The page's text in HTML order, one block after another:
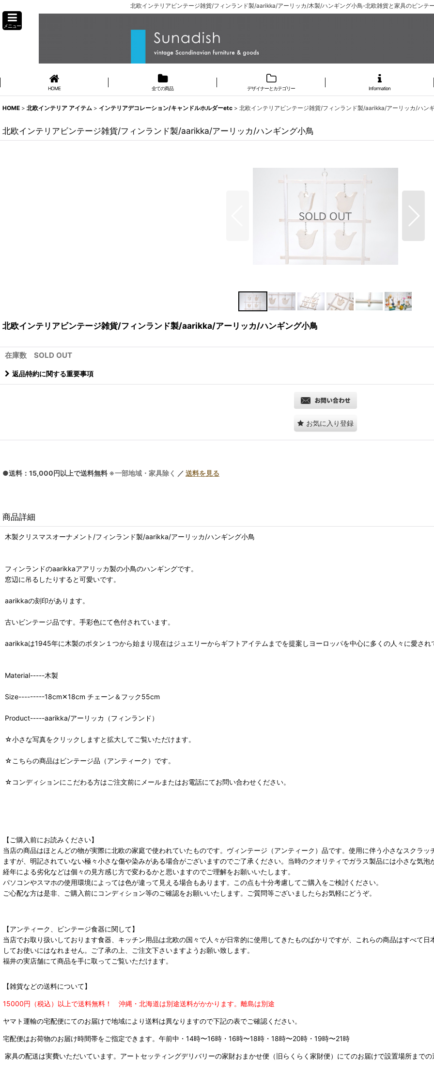
北欧インテリアビンテージ雑貨/フィンランド製/aarikka/アーリッカ/木製/ハンギング小鳥-北欧雑貨と家具のビンテ
メニュー
HOME 全ての商品 デザイナーとカテゴリー Information
HOME > 北欧インテリア アイテム > インテリアデコレーション/キャンドルホルダーetc > 北欧インテリアビンテージ雑貨/フィンランド製/aarikka/アーリッカ/ハン
北欧インテリアビンテージ雑貨/フィンランド製/aarikka/アーリッカ/ハンギング小鳥
北欧インテリアビンテージ雑貨/フィンランド製/aarikka/アーリッカ/ハンギング小鳥
在庫数 SOLD OUT
返品特約に関する重要事項
お気に入り登録
●送料：15,000円以上で送料無料 ※一部地域・家具除く ／ 送料を見る
商品詳細
木製クリスマスオーナメント/フィンランド製/aarikka/アーリッカ/ハンギング小鳥
フィンランドのaarikkaアアリッカ製の小鳥のハンギングです。
窓辺に吊るしたりすると可愛いです。
aarikkaの刻印があります。
古いビンテージ品です。手彩色にて色付されています。
aarikkaは1945年に木製のボタン１つから始まり現在はジュエリーからギフトアイテムまでを提案しヨーロッパを中心に多くの人々に愛され
Material-----木製
Size---------18cm✕18cm チェーン＆フック55cm
Product-----aarikka/アーリッカ（フィンランド）
☆小さな写真をクリックしますと拡大してご覧いただけます。
☆こちらの商品はビンテージ品（アンティーク）です。
☆コンディションにこだわる方はご注文前にメールまたはお電話にてお問い合わせください。
【ご購入前にお読みください】
当店の商品はほとんどの物が実際に北欧の家庭で使われていたものです。ヴィンテージ（アンティーク）品です。使用に伴う小さなスクラ
ますが、明記されていない極々小さな傷や染みがある場合がございますのでご了承ください。当時のクオリティでガラス製品には小さな気泡
経年による劣化などは個々の見方感じ方で変わるかと思いますのでご理解をお願いいたします。
パソコンやスマホの使用環境によっては色が違って見える場合もあります。この点も十分考慮してご購入をご検討ください。
ご心配な方は是非、ご購入前にコンディション等のご確認をお願いいたします。ご質問等ございましたらお気軽にどうぞ。
【アンティーク、ビンテージ食器に関して】
当店でお取り扱いしております食器、キッチン用品は北欧の国々で人々が日常的に使用してきたものばかりですが、これらの商品はすべて
してお使いにはなれません。ご了承の上、ご注文下さいますようお願い致します。
福井の実店舗にて商品を手に取ってご覧いただけます。
【雑貨などの送料について】
15000円（税込）以上で送料無料！ 沖縄・北海道は別途送料がかかります。 離島は別途
ヤマト運輸の宅配便にてのお届けで地域により送料は異なりますので下記の表でご確認ください。
宅配便はお荷物のお届け時間帯をご指定できます。 午前中・14時〜16時・16時〜18時・18時〜20時・19時〜21時
家具の配送は実費いただいています。アートセッティングデリバリーの家財おまかせ便（旧らくらく家財便）にてのお届けで設置場所まで